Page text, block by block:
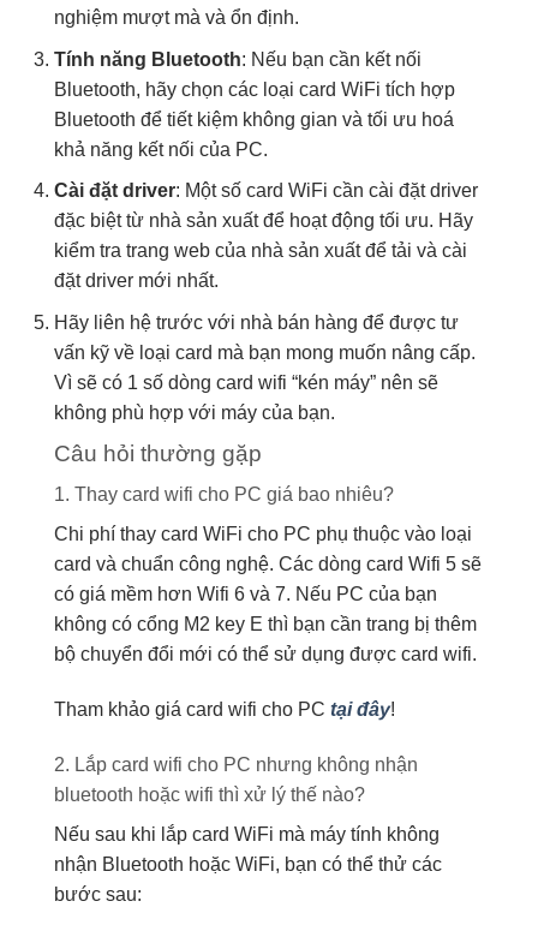
nghiệm mượt mà và ổn định.
Tính năng Bluetooth: Nếu bạn cần kết nối
Bluetooth, hãy chọn các loại card WiFi tích hợp
Bluetooth để tiết kiệm không gian và tối ưu hoá
khả năng kết nối của PC.
Cài đặt driver: Một số card WiFi cần cài đặt driver
đặc biệt từ nhà sản xuất để hoạt động tối ưu. Hãy
kiểm tra trang web của nhà sản xuất để tải và cài
đặt driver mới nhất.
Hãy liên hệ trước với nhà bán hàng để được tư
vấn kỹ về loại card mà bạn mong muốn nâng cấp.
Vì sẽ có 1 số dòng card wifi “kén máy” nên sẽ
không phù hợp với máy của bạn.
Câu hỏi thường gặp
1. Thay card wifi cho PC giá bao nhiêu?
Chi phí thay card WiFi cho PC phụ thuộc vào loại
card và chuẩn công nghệ. Các dòng card Wifi 5 sẽ
có giá mềm hơn Wifi 6 và 7. Nếu PC của bạn
không có cổng M2 key E thì bạn cần trang bị thêm
bộ chuyển đổi mới có thể sử dụng được card wifi.
Tham khảo giá card wifi cho PC tại đây!
2. Lắp card wifi cho PC nhưng không nhận
bluetooth hoặc wifi thì xử lý thế nào?
Nếu sau khi lắp card WiFi mà máy tính không
nhận Bluetooth hoặc WiFi, bạn có thể thử các
bước sau: